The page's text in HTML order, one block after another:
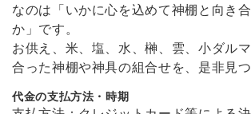
溶けない盛り塩［ スタンダード
2026/01/11
なのは「いかに心を込めて神棚と向き
か」です。
お供え、米、塩、水、榊、雲、小ダル
合った神棚や神具の組合せを、是非見つ
代金の支払方法・時期